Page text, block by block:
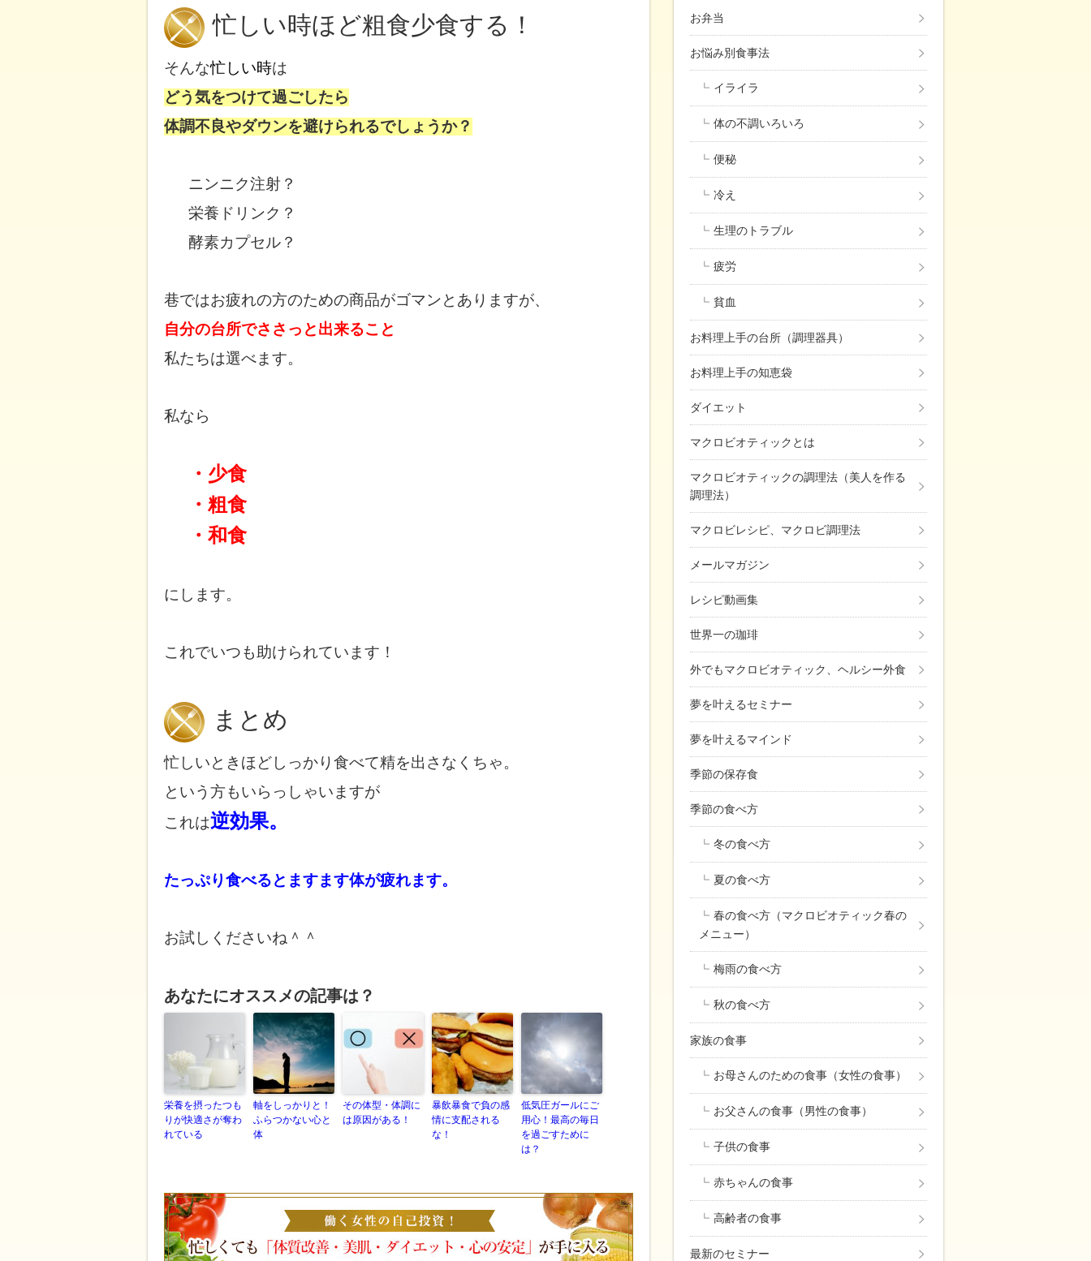
忙しい時ほど粗食少食する！
そんな忙しい時は
どう気をつけて過ごしたら
体調不良やダウンを避けられるでしょうか？
ニンニク注射？
栄養ドリンク？
酵素カプセル？
巷ではお疲れの方のための商品がゴマンとありますが、
自分の台所でささっと出来ること
私たちは選べます。
私なら
・少食
・粗食
・和食
にします。
これでいつも助けられています！
まとめ
忙しいときほどしっかり食べて精を出さなくちゃ。
という方もいらっしゃいますが
これは逆効果。
たっぷり食べるとますます体が疲れます。
お試しくださいね＾＾
あなたにオススメの記事は？
栄養を摂ったつも
りが快適さが奪わ
れている
軸をしっかりと！
ふらつかない心と
体
その体型・体調に
は原因がある！
暴飲暴食で負の感
情に支配される
な！
低気圧ガールにご
用心！最高の毎日
を過ごすために
は？
働く女性の自己投資！忙しくても「体質改善・美肌・ダイエ
お弁当
お悩み別食事法
イライラ
体の不調いろいろ
便秘
冷え
生理のトラブル
疲労
貧血
お料理上手の台所（調理器具）
お料理上手の知恵袋
ダイエット
マクロビオティックとは
マクロビオティックの調理法（美人を作る
調理法）
マクロビレシピ、マクロビ調理法
メールマガジン
レシピ動画集
世界一の珈琲
外でもマクロビオティック、ヘルシー外食
夢を叶えるセミナー
夢を叶えるマインド
季節の保存食
季節の食べ方
冬の食べ方
夏の食べ方
春の食べ方（マクロビオティック春の
メニュー）
梅雨の食べ方
秋の食べ方
家族の食事
お母さんのための食事（女性の食事）
お父さんの食事（男性の食事）
子供の食事
赤ちゃんの食事
高齢者の食事
最新のセミナー